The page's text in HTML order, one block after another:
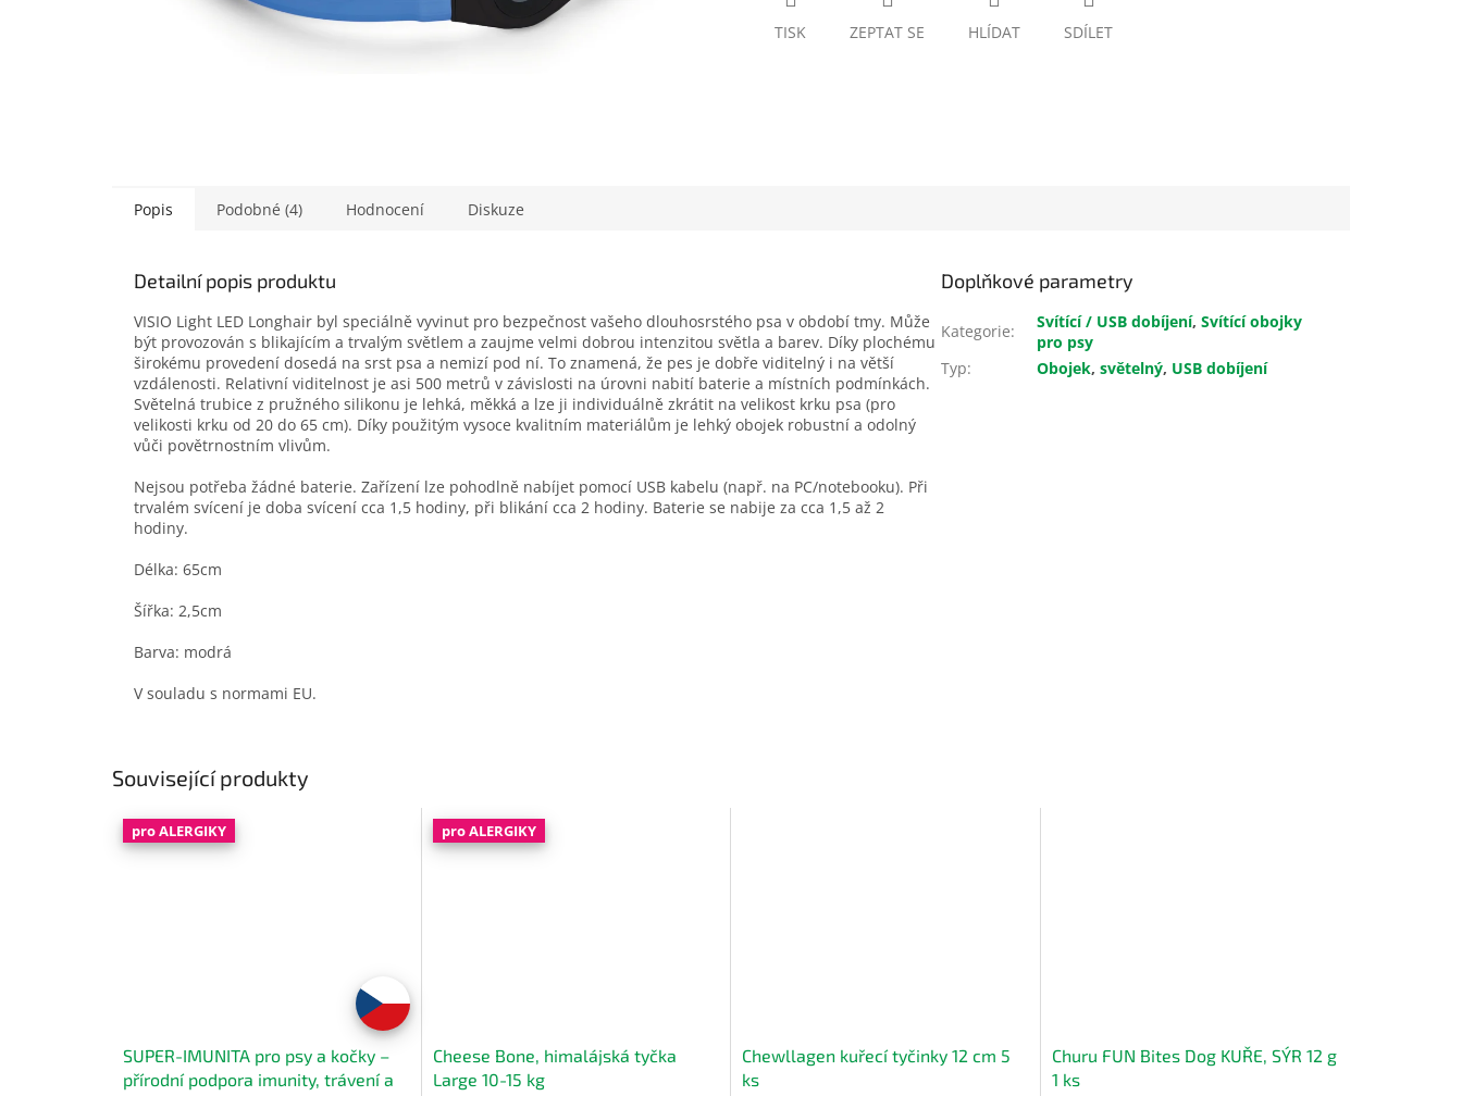
TISK ZEPTAT SE HLÍDAT SDÍLET
Popis Podobné (4) Hodnocení Diskuze
Detailní popis produktu
VISIO Light LED Longhair byl speciálně vyvinut pro bezpečnost vašeho dlouhosrstého psa v období tmy. Může
být provozován s blikajícím a trvalým světlem a zaujme velmi dobrou intenzitou světla a barev. Díky plochému
širokému provedení dosedá na srst psa a nemizí pod ní. To znamená, že pes je dobře viditelný i na větší
vzdálenosti. Relativní viditelnost je asi 500 metrů v závislosti na úrovni nabití baterie a místních podmínkách.
Světelná trubice z pružného silikonu je lehká, měkká a lze ji individuálně zkrátit na velikost krku psa (pro
velikosti krku od 20 do 65 cm). Díky použitým vysoce kvalitním materiálům je lehký obojek robustní a odolný
vůči povětrnostním vlivům.
Nejsou potřeba žádné baterie. Zařízení lze pohodlně nabíjet pomocí USB kabelu (např. na PC/notebooku). Při
trvalém svícení je doba svícení cca 1,5 hodiny, při blikání cca 2 hodiny. Baterie se nabije za cca 1,5 až 2
hodiny.
Délka: 65cm
Šířka: 2,5cm
Barva: modrá
V souladu s normami EU.
Doplňkové parametry
Kategorie: Svítící / USB dobíjení,Svítící obojky
pro psy
Typ: Obojek,světelný, USB dobíjení
Související produkty
pro ALERGIKY
SUPER-IMUNITA pro psy a kočky –
přírodní podpora imunity, trávení a
pro ALERGIKY
Cheese Bone, himalájská tyčka
Large 10-15 kg
Chewllagen kuřecí tyčinky 12 cm 5
ks
Churu FUN Bites Dog KUŘE, SÝR 12 g
1 ks